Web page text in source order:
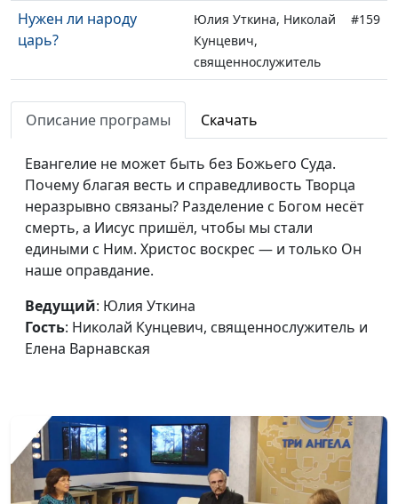
Нужен ли народу
царь?
Юлия Уткина, Николай
Кунцевич,
священнослужитель
#159
Как ангелы служат
сильным мира сего?
Кунцевич,
священнослужитель и
Елена Варнавская
Видимое и невидимое
служение ангелов
Юлия Уткина, Николай
Кунцевич,
Елена Варнавская
#157
Для чего нужна
Церковь
священнослужитель и
притчи значат для
нашего спасения
Кунцевич,
священнослужитель и
Елена Варнавская
Как человек может
Юлия Уткина, Николай
#154
Описание програмы Скачать
Евангелие не может быть без Божьего Суда.
Почему благая весть и справедливость Творца
неразрывно связаны? Разделение с Богом несёт
смерть, а Иисус пришёл, чтобы мы стали
едиными с Ним. Христос воскрес — и только Он
наше оправдание.
Ведущий: Юлия Уткина
Гость: Николай Кунцевич, священнослужитель и
Елена Варнавская